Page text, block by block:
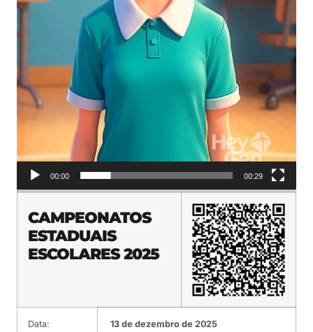
00:00 00:29
CAMPEONATOS
ESTADUAIS
ESCOLARES 2025
Data: 13 de dezembro de 2025